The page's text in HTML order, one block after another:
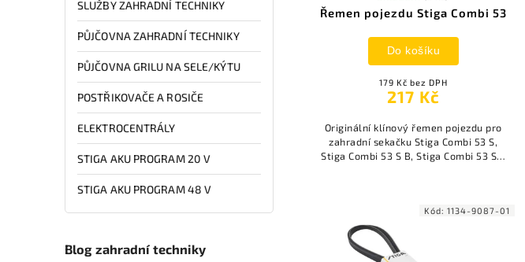
SLUŽBY ZAHRADNÍ TECHNIKY
PŮJČOVNA ZAHRADNÍ TECHNIKY
PŮJČOVNA GRILU NA SELE/KÝTU
POSTŘIKOVAČE A ROSIČE
ELEKTROCENTRÁLY
STIGA AKU PROGRAM 20 V
STIGA AKU PROGRAM 48 V
Blog zahradní techniky
Řemen pojezdu Stiga Combi 53
179 Kč bez DPH
217 Kč
Do košíku
Originální klínový řemen pojezdu pro
zahradní sekačku Stiga Combi 53 S,
Stiga Combi 53 S B, Stiga Combi 53 SE,
Kód:1134-9087-01